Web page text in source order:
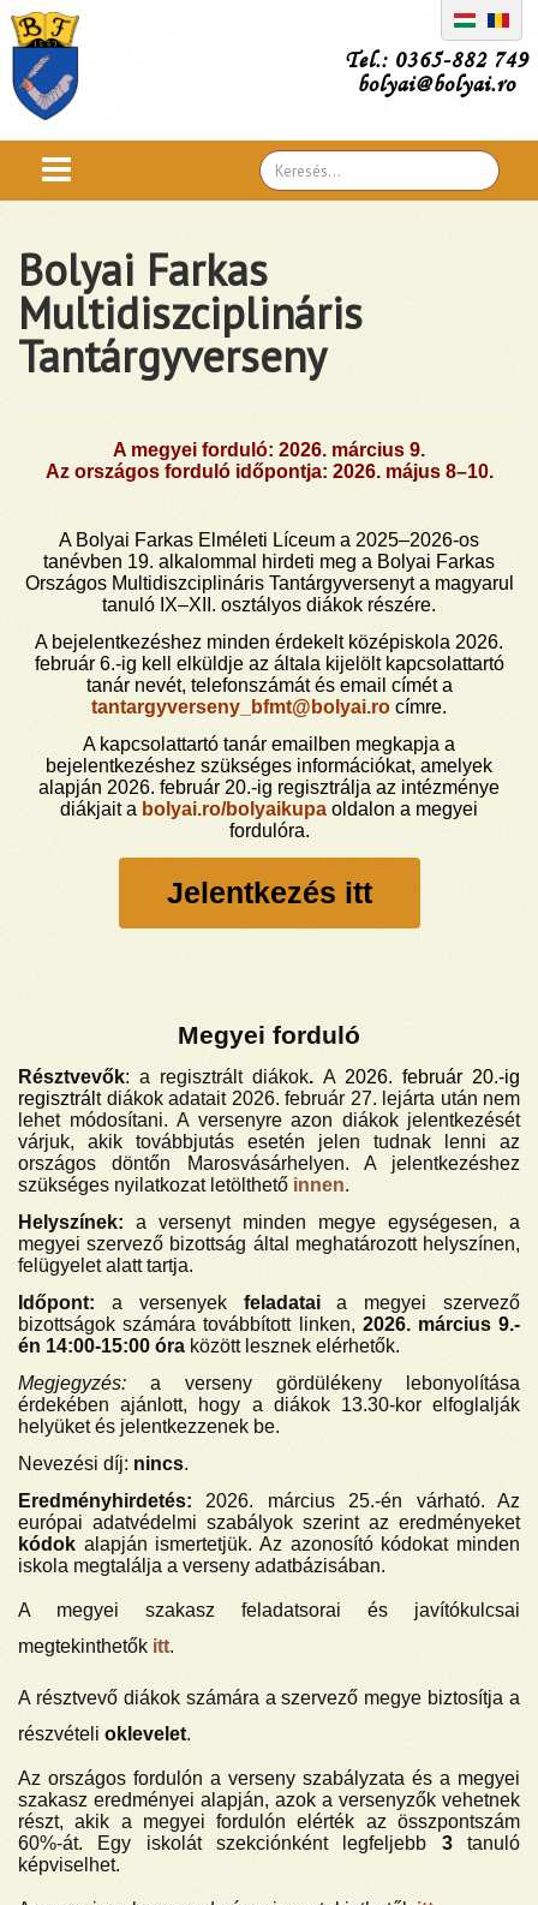
Tel.: 0365-882 749
bolyai@bolyai.ro
Search
...
Bolyai Farkas
Multidiszciplináris
Tantárgyverseny
A megyei forduló: 2026. március 9.
Az országos forduló időpontja: 2026. május 8–10.
A Bolyai Farkas Elméleti Líceum a 2025–2026-os
tanévben 19. alkalommal hirdeti meg a Bolyai Farkas
Országos Multidiszciplináris Tantárgyversenyt a magyarul
tanuló IX–XII. osztályos diákok részére.
A bejelentkezéshez minden érdekelt középiskola 2026.
február 6.-ig kell elküldje az általa kijelölt kapcsolattartó
tanár nevét, telefonszámát és email címét a
tantargyverseny_bfmt@bolyai.ro címre.
A kapcsolattartó tanár emailben megkapja a
bejelentkezéshez szükséges információkat, amelyek
alapján 2026. február 20.-ig regisztrálja az intézménye
diákjait a bolyai.ro/bolyaikupa oldalon a megyei
fordulóra.
Jelentkezés itt
Megyei forduló
Résztvevők: a regisztrált diákok. A 2026. február 20.-ig
regisztrál t diákok adatait 2026. február 27. lejárta után nem
lehet módosítani. A versenyre azon diákok jelentkezését
várjuk, akik továbbjutás esetén jelen tudnak lenni az
országos döntőn Marosvásárhelyen. A jelentkezéshez
szükséges nyilatkozat letölthető innen.
Helyszínek: a versenyt minden megye egységesen, a
megyei szervező bizottság által meghatározott helyszínen,
felügyelet alatt tartja.
Időpont: a versenyekfeladataia megyei szervező
bizottságok számára továbbított linken, 2026. március 9.-
én 14:00-15:00 óra között lesznek elérhetők.
Megjegyzés: a verseny gördülékeny lebonyolítása
érdekében ajánlott, hogy a diákok 13.30-kor elfoglalják
helyüket és jelentkezzenek be.
Nevezési díj: nincs.
Eredményhirdetés: 2026. március 25.-én várható. Az
európai adatvédelmi szabályok szerint az eredményeket
kódok alapján ismertetjük. Az azonosító kódokat minden
iskola megtalálja a verseny adatbázisában.
A megyei szakasz feladatsorai és javítókulcsai
megtekinthetők itt.
A résztvevő diákok számára a szervező megye biztosítja a
részvételi oklevelet.
Az országos fordulón a verseny szabályzata és a megyei
szakasz eredményei alapján, azok a versenyzők vehetnek
részt, akik a megyei fordulón elérték az összpontszám
60%-át. Egy iskolát szekciónként legfeljebb 3tanuló
képviselhet.